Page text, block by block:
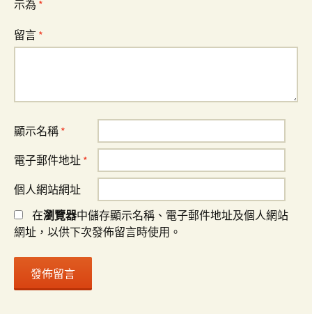
示為 *
留言 *
顯示名稱 *
電子郵件地址 *
個人網站網址
在瀏覽器中儲存顯示名稱、電子郵件地址及個人網站
網址，以供下次發佈留言時使用。